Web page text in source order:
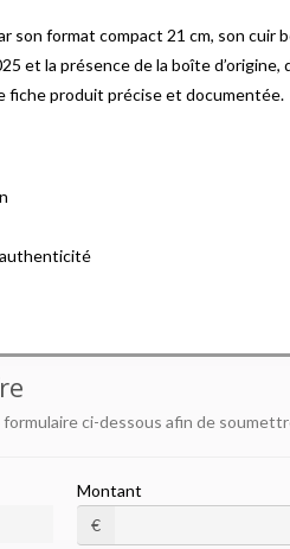
son format compact 21 cm, son cuir
et la présence de la boîte
fiche produit précise et documentée.
ci-dessous afin de
Montant
€